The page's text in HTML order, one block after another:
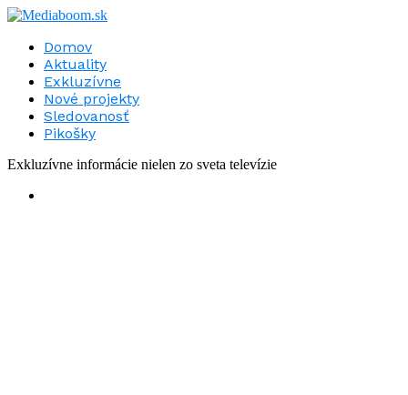
Domov
Aktuality
Exkluzívne
Nové projekty
Sledovanosť
Pikošky
Exkluzívne informácie nielen zo sveta televízie